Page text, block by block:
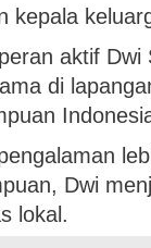
kepala
aktif
di
Dwi
lokal.